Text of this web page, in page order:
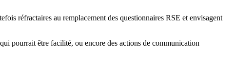
réfractaires au remplacement des questionnaires RSE et envisagent
pourrait être facilité, ou encore des actions de communication